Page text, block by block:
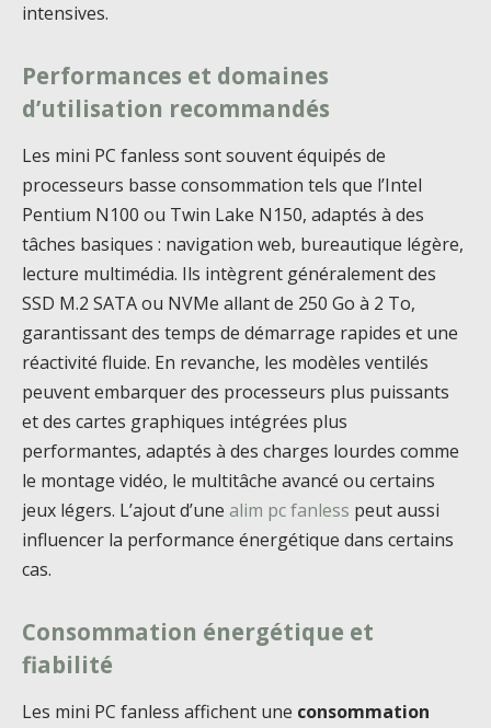
intensives.
Performances et domaines
d’utilisation recommandés
Les mini PC fanless sont souvent équipés de
processeurs basse consommation tels que l’Intel
Pentium N100 ou Twin Lake N150, adaptés à des
tâches basiques : navigation web, bureautique légère,
lecture multimédia. Ils intègrent généralement des
SSD M.2 SATA ou NVMe allant de 250 Go à 2 To,
garantissant des temps de démarrage rapides et une
réactivité fluide. En revanche, les modèles ventilés
peuvent embarquer des processeurs plus puissants
et des cartes graphiques intégrées plus
performantes, adaptés à des charges lourdes comme
le montage vidéo, le multitâche avancé ou certains
jeux légers. L’ajout d’une alim pc fanless peut aussi
influencer la performance énergétique dans certains
cas.
Consommation énergétique et
fiabilité
Les mini PC fanless affichent une consommation